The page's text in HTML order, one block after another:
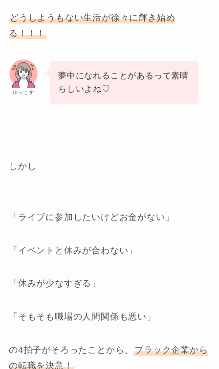
どうしようもない生活が徐々に輝き始め
る！！！
ゆっこす
夢中になれることがあるって素晴
らしいよね♡
しかし
「ライブに参加したいけどお金がない」
「イベントと休みが合わない」
「休みが少なすぎる」
「そもそも職場の人間関係も悪い」
の4拍子がそろったことから、ブラック企業から
の転職を決意！